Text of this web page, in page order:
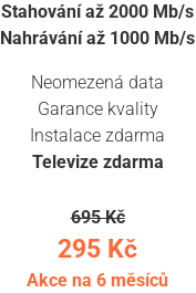
Stahování až 2000 Mb/s
Nahrávání až 1000 Mb/s
Neomezená data
Garance kvality
Instalace zdarma
Televize zdarma
695 Kč
295 Kč
Akce na 6 měsíců